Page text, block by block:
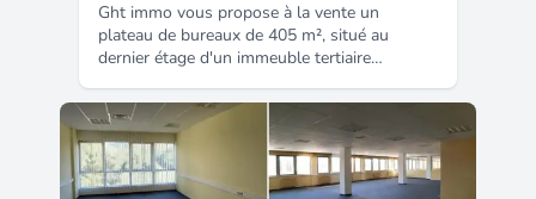
Ght immo vous propose à la vente un
plateau de bureaux de 405 m², situé au
dernier étage d'un immeuble tertiaire
dispose de deux entrées distinctes. Nght
immo - 01 48 93 81 23 - plus d'informations
sur (réf. 940050315).